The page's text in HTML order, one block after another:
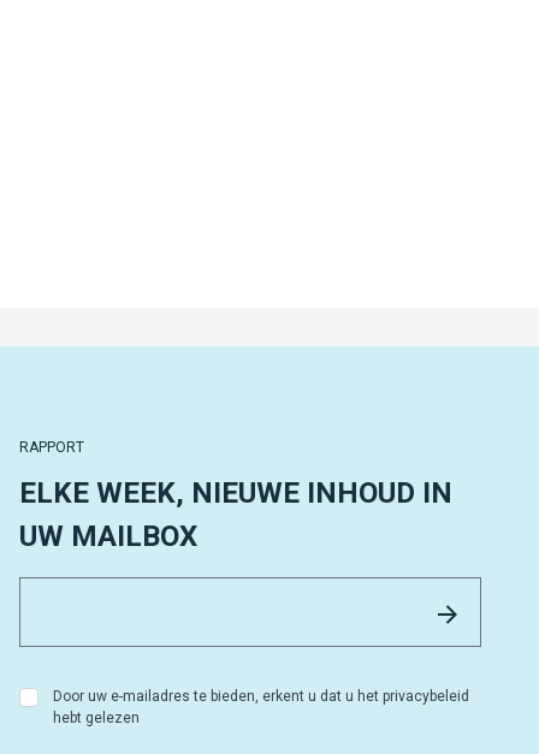
RAPPORT
ELKE WEEK, NIEUWE INHOUD IN
UW MAILBOX
Door uw e-mailadres te bieden, erkent u dat u het privacybeleid
hebt gelezen